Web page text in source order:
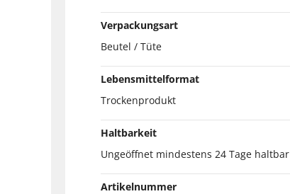
Verpackungsart
Beutel / Tüte
Lebensmittelformat
Trockenprodukt
Haltbarkeit
Ungeöffnet mindestens 24 Tage haltbar
Artikelnummer